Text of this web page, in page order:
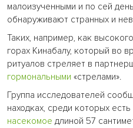
малоизученными и по сей
обнаруживают странных и
Таких, например, как
горах Кинабалу, который во
ритуалов стреляет в
гормональными «стрелами».
Группа исследователей
находках, среди которых
насекомое длиной 57